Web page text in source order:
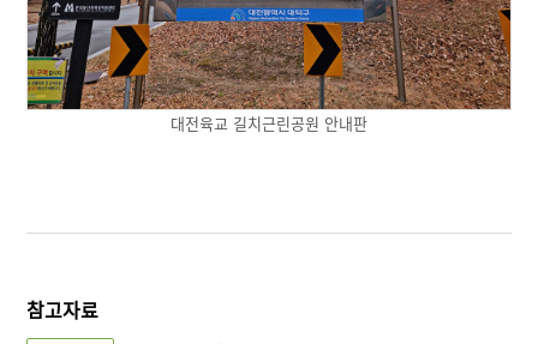
대전육교 길치근린공원 안내판
참고자료